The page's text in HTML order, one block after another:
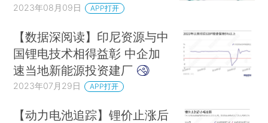
2023年08月09日 APP打开
【数据深阅读】印尼资源与中
国锂电技术相得益彰 中企加
速当地新能源投资建厂
2023年07月29日 APP打开
【动力电池追踪】锂价止涨后